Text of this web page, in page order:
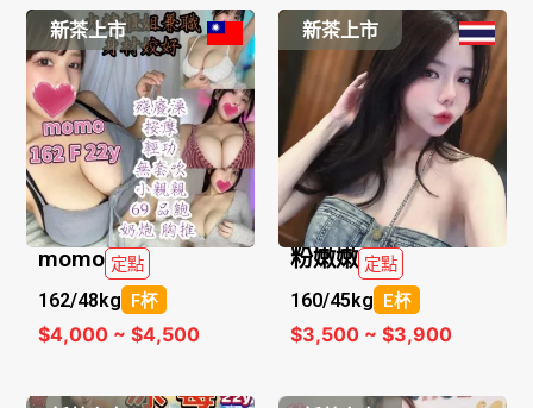
新茶上市
momo 定點
162/48kg F杯
$4,000 ~ $4,500
新茶上市
粉嫩嫩 定點
160/45kg E杯
$3,500 ~ $3,900